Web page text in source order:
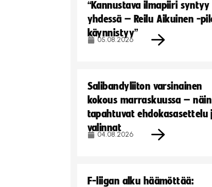
“Kannustava ilmapiiri syntyy
yhdessä – Reilu Aikuinen -
käynnistyy”
05.08.2026
Salibandyliiton varsinainen
kokous marraskuussa – näin
tapahtuvat ehdokasasettelu
valinnat
04.08.2026
F-liigan alku häämöttää: